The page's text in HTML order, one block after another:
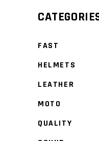
FAST
HELMETS
LEATHER
MOTO
QUALITY